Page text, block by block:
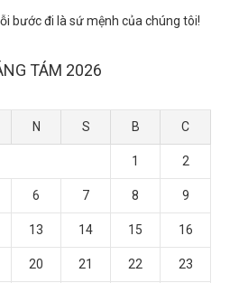
bước đi là sứ mệnh của chúng tôi!
TÁM 2026
N S B C
1 2
6 7 8 9
13 14 15 16
20 21 22 23